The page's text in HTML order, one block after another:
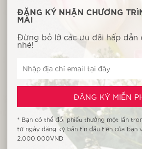
ĐĂNG KÝ NHẬN CHƯƠNG
MÃI
Đừng bỏ lỡ các ưu đãi hấp dẫn
nhé!
* Bạn có thể đổi phiếu thưởng một lần
từ ngày đăng ký bản tin đầu tiên của bạn
2.000.000VND